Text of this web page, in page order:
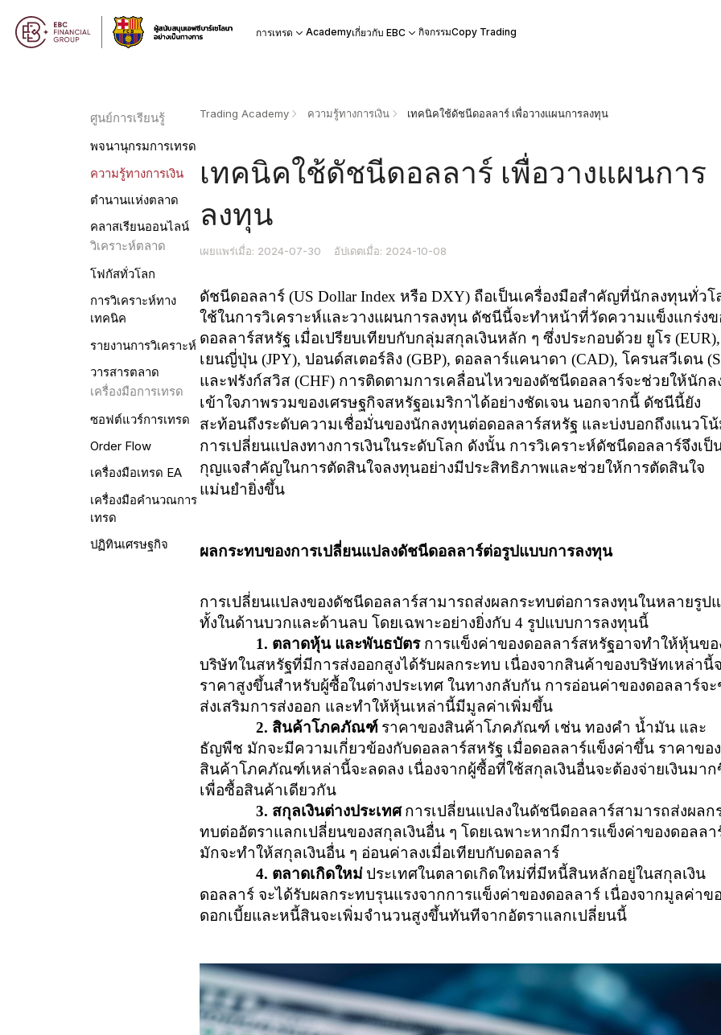
การเทรด Academyเกี่ยวกับ EBC กิจกรรมCopy Trading
ศูนย์การเรียนรู้
พจนานุกรมการเทรด
ความรู้ทางการเงิน
ตำนานแห่งตลาด
คลาสเรียนออนไลน์
วิเคราะห์ตลาด
โฟกัสทั่วโลก
การวิเคราะห์ทาง
เทคนิค
รายงานการวิเคราะห์
วารสารตลาด
เครื่องมือการเทรด
ซอฟต์แวร์การเทรด
Order Flow
เครื่องมือเทรด EA
เครื่องมือคำนวณการ
เทรด
ปฏิทินเศรษฐกิจ
Trading Academy ความรู้ทางการเงิน เทคนิคใช้ดัชนีดอลลาร์ เพื่อวางแผนการลงทุน
เทคนิคใช้ดัชนีดอลลาร์ เพื่อวางแผนการ
ลงทุน
เผยแพร่เมื่อ: 2024-07-30 อัปเดตเมื่อ: 2024-10-08
ดัชนีดอลลาร์ (US Dollar Index หรือDXY) ถือเป็นเครื่องมือสำคัญที่นักลงทุนทั่วโ
ใช้ในการวิเคราะห์และวางแผนการลงทุน ดัชนีนี้จะทำหน้าที่วัดความแข็งแกร่งข
ดอลลาร์สหรัฐ เมื่อเปรียบเทียบกับกลุ่มสกุลเงินหลัก ๆ ซึ่งประกอบด้วย ยูโร (EUR),
เยนญี่ปุ่น (JPY), ปอนด์สเตอร์ลิง (GBP), ดอลลาร์แคนาดา (CAD),โครนสวีเดน (
และฟรังก์สวิส (CHF) การติดตามการเคลื่อนไหวของดัชนีดอลลาร์จะช่วยให้นักล
เข้าใจภาพรวมของเศรษฐกิจสหรัฐอเมริกาได้อย่างชัดเจน นอกจากนี้ ดัชนีนี้ยัง
สะท้อนถึงระดับความเชื่อมั่นของนักลงทุนต่อดอลลาร์สหรัฐ และบ่งบอกถึงแนวโ
การเปลี่ยนแปลงทางการเงินในระดับโลก ดังนั้น การวิเคราะห์ดัชนีดอลลาร์จึงเป็
กุญแจสำคัญในการตัดสินใจลงทุนอย่างมีประสิทธิภาพและช่วยให้การตัดสินใจ
แม่นยำยิ่งขึ้น
ผลกระทบของการเปลี่ยนแปลงดัชนีดอลลาร์ต่อรูปแบบการลงทุน
การเปลี่ยนแปลงของดัชนีดอลลาร์สามารถส่งผลกระทบต่อการลงทุนในหลายรูป
ทั้งในด้านบวกและด้านลบ โดยเฉพาะอย่างยิ่งกับ 4 รูปแบบการลงทุนนี้
1. ตลาดหุ้น และพันธบัตรการแข็งค่าของดอลลาร์สหรัฐอาจทำให้หุ้นขอ
บริษัทในสหรัฐที่มีการส่งออกสูงได้รับผลกระทบ เนื่องจากสินค้าของบริษัทเหล่านี้
ราคาสูงขึ้นสำหรับผู้ซื้อในต่างประเทศ ในทางกลับกัน การอ่อนค่าของดอลลาร์จะ
ส่งเสริมการส่งออก และทำให้หุ้นเหล่านี้มีมูลค่าเพิ่มขึ้น
2. สินค้าโภคภัณฑ์ ราคาของสินค้าโภคภัณฑ์ เช่น ทองคำ น้ำมัน และ
ธัญพืช มักจะมีความเกี่ยวข้องกับดอลลาร์สหรัฐ เมื่อดอลลาร์แข็งค่าขึ้น ราคาของ
สินค้าโภคภัณฑ์เหล่านี้จะลดลง เนื่องจากผู้ซื้อที่ใช้สกุลเงินอื่นจะต้องจ่ายเงินมา
เพื่อซื้อสินค้าเดียวกัน
3. สกุลเงินต่างประเทศ การเปลี่ยนแปลงในดัชนีดอลลาร์สามารถส่งผลก
ทบต่ออัตราแลกเปลี่ยนของสกุลเงินอื่น ๆ โดยเฉพาะหากมีการแข็งค่าของดอลลา
มักจะทำให้สกุลเงินอื่น ๆ อ่อนค่าลงเมื่อเทียบกับดอลลาร์
4. ตลาดเกิดใหม่ ประเทศในตลาดเกิดใหม่ที่มีหนี้สินหลักอยู่ในสกุลเงิน
ดอลลาร์ จะได้รับผลกระทบรุนแรงจากการแข็งค่าของดอลลาร์ เนื่องจากมูลค่าข
ดอกเบี้ยและหนี้สินจะเพิ่มจำนวนสูงขึ้นทันทีจากอัตราแลกเปลี่ยนนี้